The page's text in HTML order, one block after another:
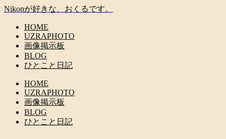
Nikonが好きな、おくるです。
HOME
UZRAPHOTO
画像掲示板
BLOG
ひとこと日記
HOME
UZRAPHOTO
画像掲示板
BLOG
ひとこと日記